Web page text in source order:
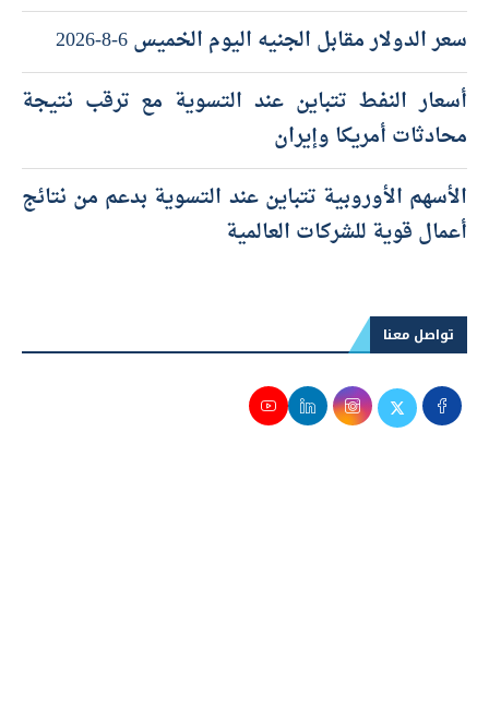
سعر الدولار مقابل الجنيه اليوم الخميس 6-8-2026
أسعار النفط تتباين عند التسوية مع ترقب نتيجة
محادثات أمريكا وإيران
الأسهم الأوروبية تتباين عند التسوية بدعم من نتائج
أعمال قوية للشركات العالمية
تواصل معنا